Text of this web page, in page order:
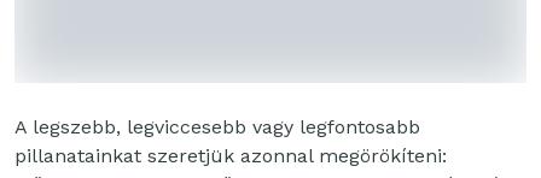
A legszebb, legviccesebb vagy legfontosabb
pillanatainkat szeretjük azonnal megörökíteni: